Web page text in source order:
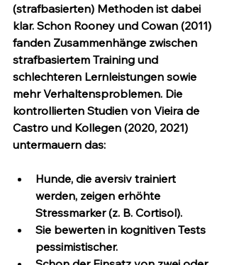
(strafbasierten) Methoden ist dabei
klar. Schon Rooney und Cowan (2011)
fanden Zusammenhänge zwischen
strafbasiertem Training und
schlechteren Lernleistungen sowie
mehr Verhaltensproblemen. Die
kontrollierten Studien von Vieira de
Castro und Kollegen (2020, 2021)
untermauern das:
Hunde, die aversiv trainiert
werden, zeigen erhöhte
Stressmarker (z. B. Cortisol).
Sie bewerten in kognitiven Tests
pessimistischer.